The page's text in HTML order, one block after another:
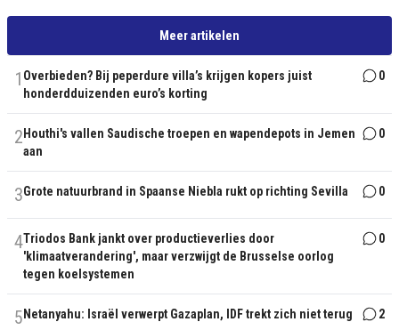
Meer artikelen
1 Overbieden? Bij peperdure villa’s krijgen kopers juist
honderdduizenden euro’s korting
0
2 Houthi's vallen Saudische troepen en wapendepots in Jemen
aan
0
3Grote natuurbrand in Spaanse Niebla rukt op richting Sevilla 0
4Triodos Bank jankt over productieverlies door
'klimaatverandering', maar verzwijgt de Brusselse oorlog
tegen koelsystemen
0
5 Netanyahu: Israël verwerpt Gazaplan, IDF trekt zich niet terug 2